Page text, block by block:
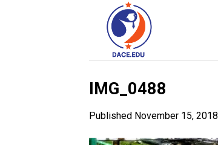
IMG_0488
Published November 15, 2018